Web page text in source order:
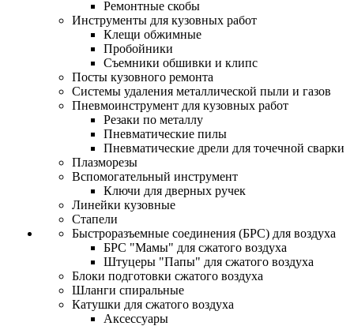
Ремонтные скобы
Инструменты для кузовных работ
Клещи обжимные
Пробойники
Съемники обшивки и клипс
Посты кузовного ремонта
Системы удаления металлической пыли и газов
Пневмоинструмент для кузовных работ
Резаки по металлу
Пневматические пилы
Пневматические дрели для точечной сварки
Плазморезы
Вспомогательный инструмент
Ключи для дверных ручек
Линейки кузовные
Стапели
Быстроразъемные соединения (БРС) для воздуха
БРС "Мамы" для сжатого воздуха
Штуцеры "Папы" для сжатого воздуха
Блоки подготовки сжатого воздуха
Шланги спиральные
Катушки для сжатого воздуха
Аксессуары